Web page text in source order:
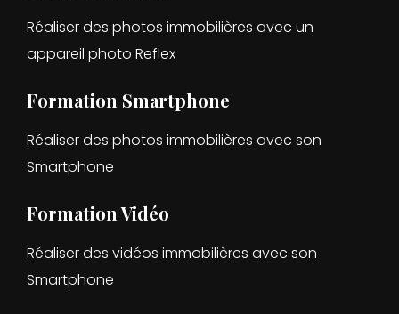
Réaliser des photos immobilières avec un
appareil photo Reflex
Formation Smartphone
Réaliser des photos immobilières avec son
Smartphone
Formation Vidéo
Réaliser des vidéos immobilières avec son
Smartphone